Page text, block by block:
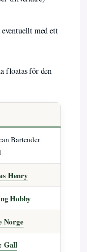
med ett
floatas för den
Bartender
Henry
Hobby
Norge
Gall